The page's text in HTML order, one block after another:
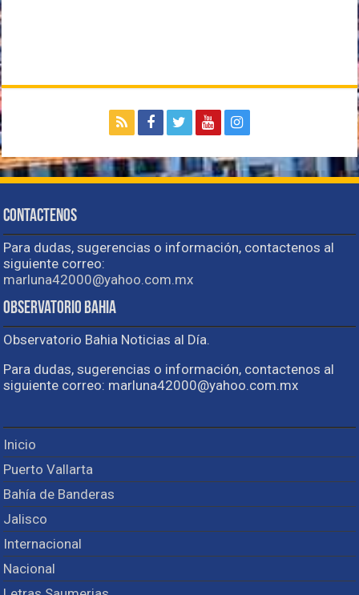
Contactenos
Para dudas, sugerencias o información, contactenos al
siguiente correo:
marluna42000@yahoo.com.mx
Observatorio Bahia
Observatorio Bahia Noticias al Día.
Para dudas, sugerencias o información, contactenos al
siguiente correo: marluna42000@yahoo.com.mx
Inicio
Puerto Vallarta
Bahía de Banderas
Jalisco
Internacional
Nacional